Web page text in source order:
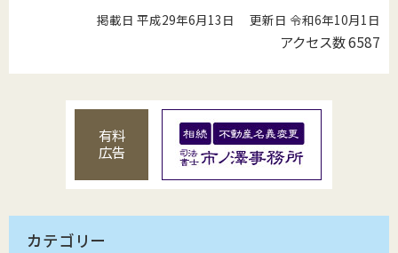
掲載日 平成29年6月13日 更新日 令和6年10月1日
アクセス数6587
有料
広告
カテゴリー